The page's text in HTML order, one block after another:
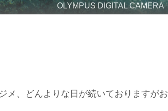
OLYMPUS DIGITAL CAMERA
メ、どんよりな日が続いておりますがお